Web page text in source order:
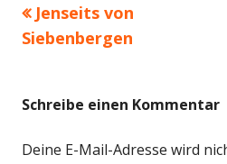
Beitragsnavigation
Vorheriger
Beitrag:
Jenseits von
Siebenbergen
Schreibe einen Kommentar
Deine E-Mail-Adresse wird